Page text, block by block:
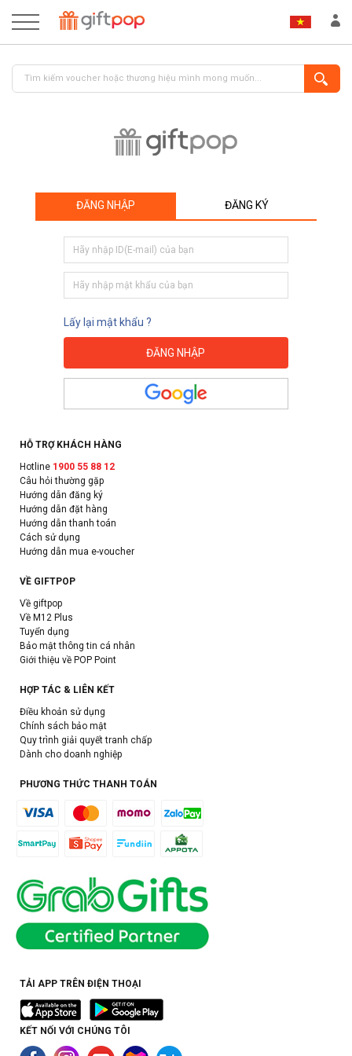
ĐĂNG NHẬP ĐĂNG KÝ
Lấy lại mật khẩu ?
HỖ TRỢ KHÁCH HÀNG
Hotline 1900 55 88 12
Câu hỏi thường gặp
Hướng dẫn đăng ký
Hướng dẫn đặt hàng
Hướng dẫn thanh toán
Cách sử dụng
Hướng dẫn mua e-voucher
VỀ GIFTPOP
Về giftpop
Về M12 Plus
Tuyển dụng
Bảo mật thông tin cá nhân
Giới thiệu về POP Point
HỢP TÁC & LIÊN KẾT
Điều khoản sử dụng
Chính sách bảo mật
Quy trình giải quyết tranh chấp
Dành cho doanh nghiệp
PHƯƠNG THỨC THANH TOÁN
TẢI APP TRÊN ĐIỆN THOẠI
KẾT NỐI VỚI CHÚNG TÔI